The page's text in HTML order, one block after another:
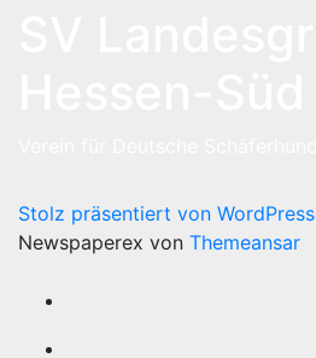
Stolz präsentiert von WordPress
Newspaperex von Themeansar